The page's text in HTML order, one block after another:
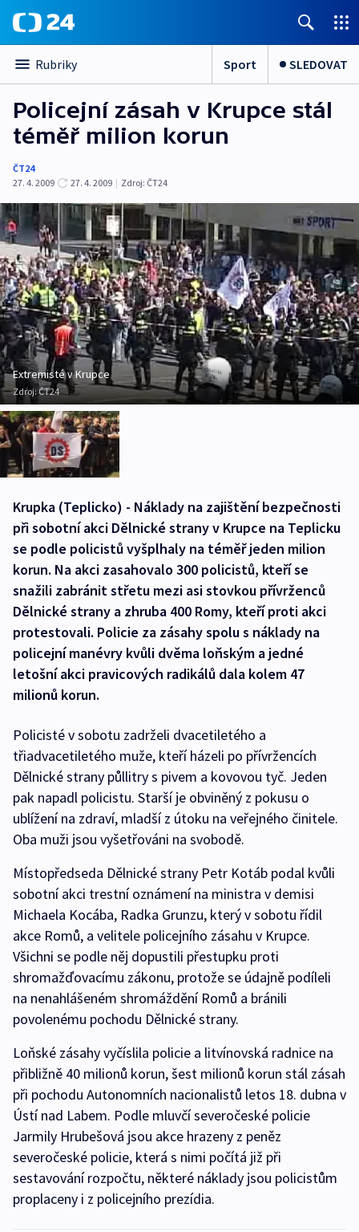
Rubriky Sport SLEDOVAT
Policejní zásah v Krupce stál
téměř milion korun
ČT24
27. 4. 2009
27. 4. 2009 | Zdroj: ČT24
Extremisté v Krupce
Zdroj: ČT24
Krupka (Teplicko) - Náklady na zajištění bezpečnosti
při sobotní akci Dělnické strany v Krupce na Teplicku
se podle policistů vyšplhaly na téměř jeden milion
korun. Na akci zasahovalo 300 policistů, kteří se
snažili zabránit střetu mezi asi stovkou přívrženců
Dělnické strany a zhruba 400 Romy, kteří proti akci
protestovali. Policie za zásahy spolu s náklady na
policejní manévry kvůli dvěma loňským a jedné
letošní akci pravicových radikálů dala kolem 47
milionů korun.
Policisté v sobotu zadrželi dvacetiletého a
třiadvacetiletého muže, kteří házeli po přívržencích
Dělnické strany půllitry s pivem a kovovou tyč. Jeden
pak napadl policistu. Starší je obviněný z pokusu o
ublížení na zdraví, mladší z útoku na veřejného činitele.
Oba muži jsou vyšetřováni na svobodě.
Místopředseda Dělnické strany Petr Kotáb podal kvůli
sobotní akci trestní oznámení na ministra v demisi
Michaela Kocába, Radka Grunzu, který v sobotu řídil
akce Romů, a velitele policejního zásahu v Krupce.
Všichni se podle něj dopustili přestupku proti
shromažďovacímu zákonu, protože se údajně podíleli
na nenahlášeném shromáždění Romů a bránili
povolenému pochodu Dělnické strany.
Loňské zásahy vyčíslila policie a litvínovská radnice na
přibližně 40 milionů korun, šest milionů korun stál zásah
při pochodu Autonomních nacionalistů letos 18. dubna v
Ústí nad Labem. Podle mluvčí severočeské policie
Jarmily Hrubešová jsou akce hrazeny z peněz
severočeské policie, která s nimi počítá již při
sestavování rozpočtu, některé náklady jsou policistům
proplaceny i z policejního prezídia.